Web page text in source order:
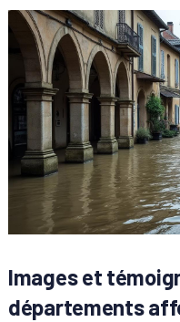
Images et
départements